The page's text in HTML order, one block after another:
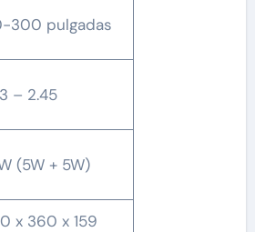
300 pulgadas
– 2.45
(5W + 5W)
x 360 x 159